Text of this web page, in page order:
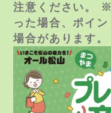
注意ください。
った場合、ポイ
場合があります。